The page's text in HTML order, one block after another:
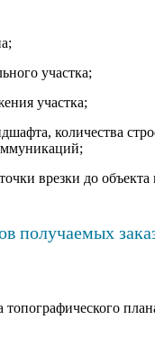
участка;
участка;
количества
врезки до
получаемых
топографического